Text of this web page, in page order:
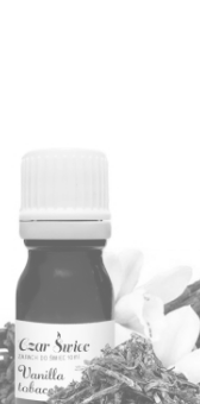
powiadom o